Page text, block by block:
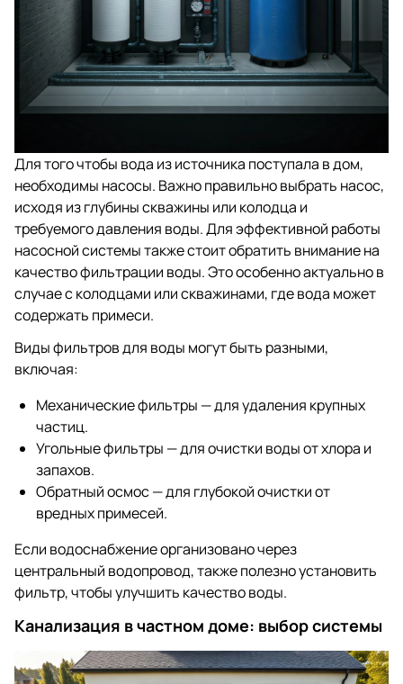
Для того чтобы вода из источника поступала в дом,
необходимы насосы. Важно правильно выбрать насос,
исходя из глубины скважины или колодца и
требуемого давления воды. Для эффективной работы
насосной системы также стоит обратить внимание на
качество фильтрации воды. Это особенно актуально в
случае с колодцами или скважинами, где вода может
содержать примеси.
Виды фильтров для воды могут быть разными,
включая:
Механические фильтры — для удаления крупных
частиц.
Угольные фильтры — для очистки воды от хлора и
запахов.
Обратный осмос — для глубокой очистки от
вредных примесей.
Если водоснабжение организовано через
центральный водопровод, также полезно установить
фильтр, чтобы улучшить качество воды.
Канализация в частном доме: выбор системы